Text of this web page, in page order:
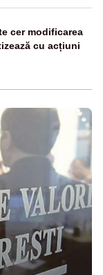
cer modificarea
cu acțiuni